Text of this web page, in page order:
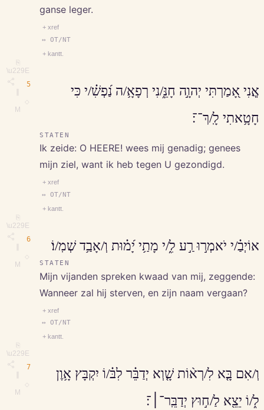
⎘
\u229E
M
ganse leger.
+ xref
↔ OT/NT
+ kantt.
5
⎘
\u229E
M
אֲֽנִי אָ֭מַרְתִּי יְהוָ֣ה חָנֵּ֑/נִי רְפָאָ֥/ה נַ֝פְשִׁ֗/י כִּי
חָטָ֥אתִי לָֽ/ךְ־־׃
STATEN
Ik zeide: O HEERE! wees mij genadig; genees
mijn ziel, want ik heb tegen U gezondigd.
+ xref
↔ OT/NT
+ kantt.
6
⎘
\u229E
M
אוֹיְבַ֗/י יֹאמְר֣וּ רַ֣ע לִ֑/י מָתַ֥י יָ֝מ֗וּת וְ/אָבַ֥ד שְׁמֽ/וֹ׃
STATEN
Mijn vijanden spreken kwaad van mij, zeggende:
Wanneer zal hij sterven, en zijn naam vergaan?
+ xref
↔ OT/NT
+ kantt.
7
וְ/אִם בָּ֤א לִ/רְא֨וֹת שָׁ֤וְא יְדַבֵּ֗ר לִבּ֗/וֹ יִקְבָּץ אָ֥וֶן
ל֑/וֹ יֵצֵ֖א לַ/ח֣וּץ יְדַבֵּֽר־׀־׃